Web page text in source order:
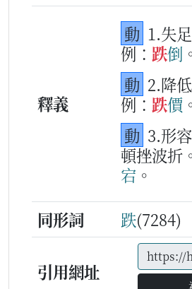
釋義
動 1.失
例： 跌倒
動 2.降
例： 跌價
動 3.形
頓挫波折
宕 。
同形詞
跌
引用網址